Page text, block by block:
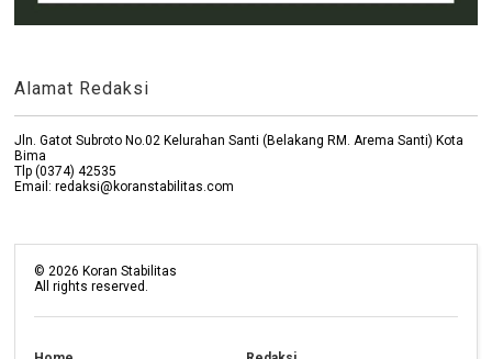
Alamat Redaksi
Jln. Gatot Subroto No.02 Kelurahan Santi (Belakang RM. Arema Santi) Kota
Bima
Tlp (0374) 42535
Email: redaksi@koranstabilitas.com
©2026 Koran Stabilitas
All rights reserved.